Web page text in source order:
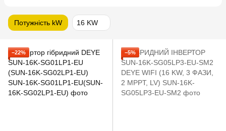
Потужність kW 16 KW
−22% −5%